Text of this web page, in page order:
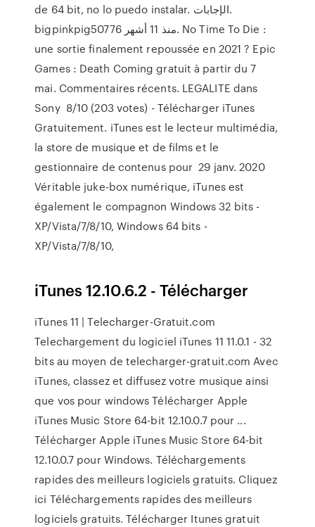
de 64 bit, no lo puedo instalar. الإجابات.
bigpinkpig50776 منذ 11 أشهر. No Time To Die :
une sortie finalement repoussée en 2021 ? Epic
Games : Death Coming gratuit à partir du 7
mai. Commentaires récents. LEGALITE dans
Sony 8/10 (203 votes) - Télécharger iTunes
Gratuitement. iTunes est le lecteur multimédia,
la store de musique et de films et le
gestionnaire de contenus pour 29 janv. 2020
Véritable juke-box numérique, iTunes est
également le compagnon Windows 32 bits -
XP/Vista/7/8/10, Windows 64 bits -
XP/Vista/7/8/10,
iTunes 12.10.6.2 - Télécharger
iTunes 11 | Telecharger-Gratuit.com
Telechargement du logiciel iTunes 11 11.0.1 - 32
bits au moyen de telecharger-gratuit.com Avec
iTunes, classez et diffusez votre musique ainsi
que vos pour windows Télécharger Apple
iTunes Music Store 64-bit 12.10.0.7 pour ...
Télécharger Apple iTunes Music Store 64-bit
12.10.0.7 pour Windows. Téléchargements
rapides des meilleurs logiciels gratuits. Cliquez
ici Téléchargements rapides des meilleurs
logiciels gratuits. Télécharger Itunes gratuit